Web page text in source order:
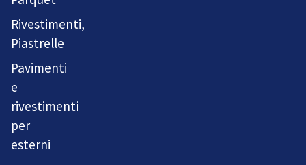
Rivestimenti,
Piastrelle
Pavimenti
e
rivestimenti
per
esterni